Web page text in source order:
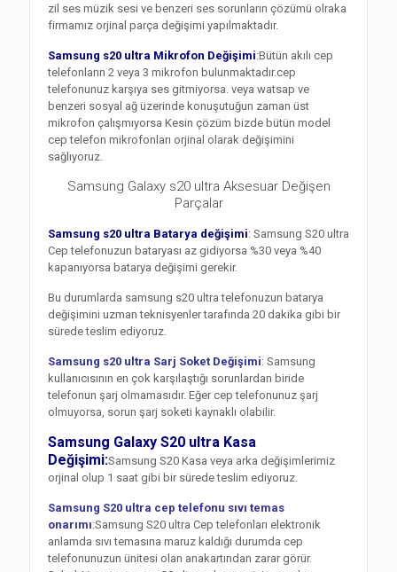
zil ses müzik sesi ve benzeri ses sorunların çözümü olraka
firmamız orjinal parça değişimi yapılmaktadır.
Samsung s20 ultra Mikrofon Değişimi:Bütün akılı cep
telefonların 2 veya 3 mikrofon bulunmaktadır.cep
telefonunuz karşıya ses gitmiyorsa. veya watsap ve
benzeri sosyal ağ üzerinde konuşutuğun zaman üst
mikrofon çalışmıyorsa Kesin çözüm bizde bütün model
cep telefon mikrofonları orjinal olarak değişimini
sağlıyoruz.
Samsung Galaxy s20 ultra Aksesuar Değişen
Parçalar
Samsung s20 ultra Batarya değişimi: Samsung S20 ultra
Cep telefonuzun bataryası az gidiyorsa %30 veya %40
kapanıyorsa batarya değişimi gerekir.
Bu durumlarda samsung s20 ultra telefonuzun batarya
değişimini uzman teknisyenler tarafında 20 dakika gibi bir
sürede teslim ediyoruz.
Samsung s20 ultra Sarj Soket Değişimi: Samsung
kullanıcısının en çok karşılaştığı sorunlardan biride
telefonun şarj olmamasıdır. Eğer cep telefonunuz şarj
olmuyorsa, sorun şarj soketi kaynaklı olabilir.
Samsung Galaxy S20 ultra Kasa
Değişimi:Samsung S20 Kasa veya arka değişimlerimiz
orjinal olup 1 saat gibi bir sürede teslim ediyoruz.
Samsung S20 ultra cep telefonu sıvı temas
onarımı:Samsung S20 ultra Cep telefonları elektronik
anlamda sıvı temasına maruz kaldığı durumda cep
telefonunuzun ünitesi olan anakartından zarar görür.